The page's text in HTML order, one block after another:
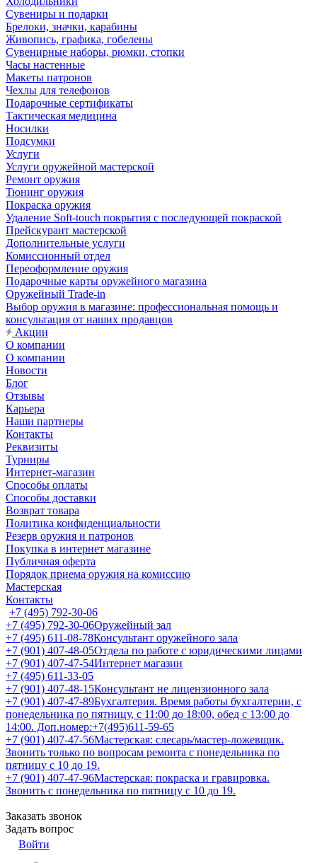
Сувениры и подарки
Брелоки, значки, карабины
Живопись, графика, гобелены
Сувенирные наборы, рюмки, стопки
Часы настенные
Макеты патронов
Чехлы для телефонов
Подарочные сертификаты
Тактическая медицина
Носилки
Подсумки
Услуги
Услуги оружейной мастерской
Ремонт оружия
Тюнинг оружия
Покраска оружия
Удаление Soft-touch покрытия с последующей покраской
Прейскурант мастерской
Дополнительные услуги
Комиссионный отдел
Переоформление оружия
Подарочные карты оружейного магазина
Оружейный Trade-in
Выбор оружия в магазине: профессиональная помощь и
консультация от наших продавцов
Акции
О компании
О компании
Новости
Блог
Отзывы
Карьера
Наши партнеры
Контакты
Реквизиты
Турниры
Интернет-магазин
Способы оплаты
Способы доставки
Возврат товара
Политика конфиденциальности
Резерв оружия и патронов
Покупка в интернет магазине
Публичная оферта
Порядок приема оружия на комиссию
Мастерская
Контакты
+7 (495) 792-30-06
+7 (495) 792-30-06Оружейный зал
+7 (495) 611-08-78Консультант оружейного зала
+7 (901) 407-48-05Отдела по работе с юридическими лицами
+7 (901) 407-47-54Интернет магазин
+7 (495) 611-33-05
+7 (901) 407-48-15Консультант не лицензионного зала
+7 (901) 407-47-89Бухгалтерия. Время работы бухгалтерии, с
понедельника по пятницу, с 11:00 до 18:00, обед с 13:00 до
14:00. Доп.номер:+7(495)611-59-65
+7 (901) 407-47-56Мастерская: слесарь/мастер-ложевщик.
Звонить только по вопросам ремонта с понедельника по
пятницу с 10 до 19.
+7 (901) 407-47-96Мастерская: покраска и гравировка.
Звонить с понедельника по пятницу с 10 до 19.
Заказать звонок
Задать вопрос
Войти